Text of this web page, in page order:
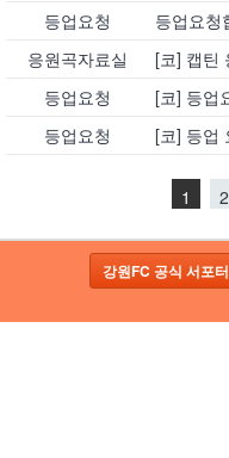
등업요청
등업요청
응원곡자료실
[코] 캡틴
등업요청
[코] 등업
등업요청
[코] 등업
1 2
강원FC 공식 서포